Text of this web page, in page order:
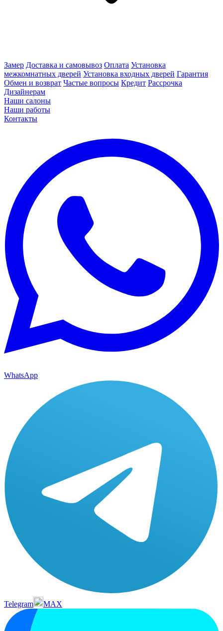
Замер Доставка и самовывоз Оплата Установка
межкомнатных дверей Установка входных дверей Гарантия
Обмен и возврат Частые вопросы Кредит Рассрочка
Дизайнерам
Наши салоны
Наши работы
Контакты
WhatsApp
Telegram MAX